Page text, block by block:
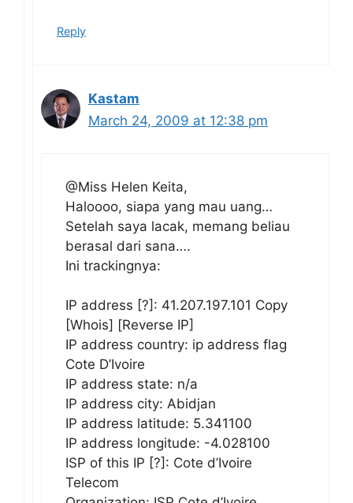
Reply
Kastam
March 24, 2009 at 12:38 pm
@Miss Helen Keita,
Haloooo, siapa yang mau uang…
Setelah saya lacak, memang beliau
berasal dari sana….
Ini trackingnya:
IP address [?]: 41.207.197.101 Copy
[Whois] [Reverse IP]
IP address country: ip address flag
Cote D’Ivoire
IP address state: n/a
IP address city: Abidjan
IP address latitude: 5.341100
IP address longitude: -4.028100
ISP of this IP [?]: Cote d’Ivoire
Telecom